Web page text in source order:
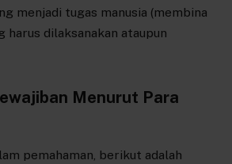
menjadi tugas manusia (membina
harus dilaksanakan ataupun
Menurut Para
pemahaman, berikut adalah